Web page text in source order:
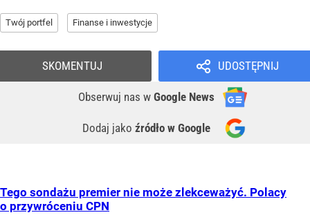
Twój portfel Finanse i inwestycje
UDOSTĘPNIJ
Obserwuj nas w Google News
Dodaj jako źródło w Google
SKOMENTUJ
Tego sondażu premier nie może zlekceważyć. Polacy
o przywróceniu CPN